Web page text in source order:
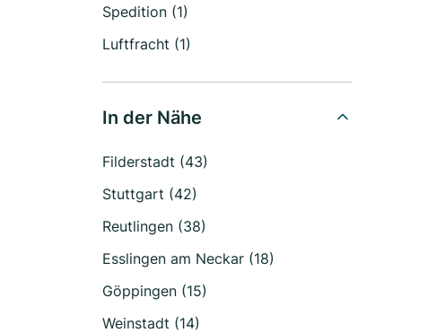
Spedition (1)
Luftfracht (1)
In der Nähe
Filderstadt (43)
Stuttgart (42)
Reutlingen (38)
Esslingen am Neckar (18)
Göppingen (15)
Weinstadt (14)